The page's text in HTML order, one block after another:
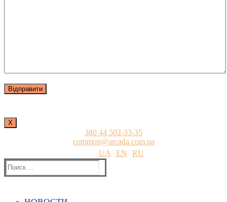
Х
380 44 502-33-35
common@arcada.com.ua
UA
EN
RU
Найти: